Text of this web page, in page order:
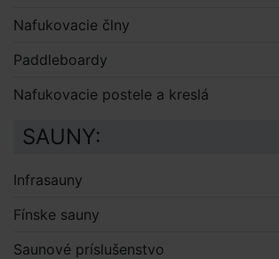
Nafukovacie člny
Paddleboardy
Nafukovacie postele a kreslá
SAUNY:
Infrasauny
Fínske sauny
Saunové príslušenstvo